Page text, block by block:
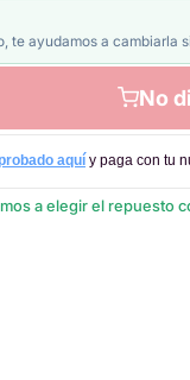
te ayudamos a cambiarla
No
aquí y paga con tu
a elegir el repuesto